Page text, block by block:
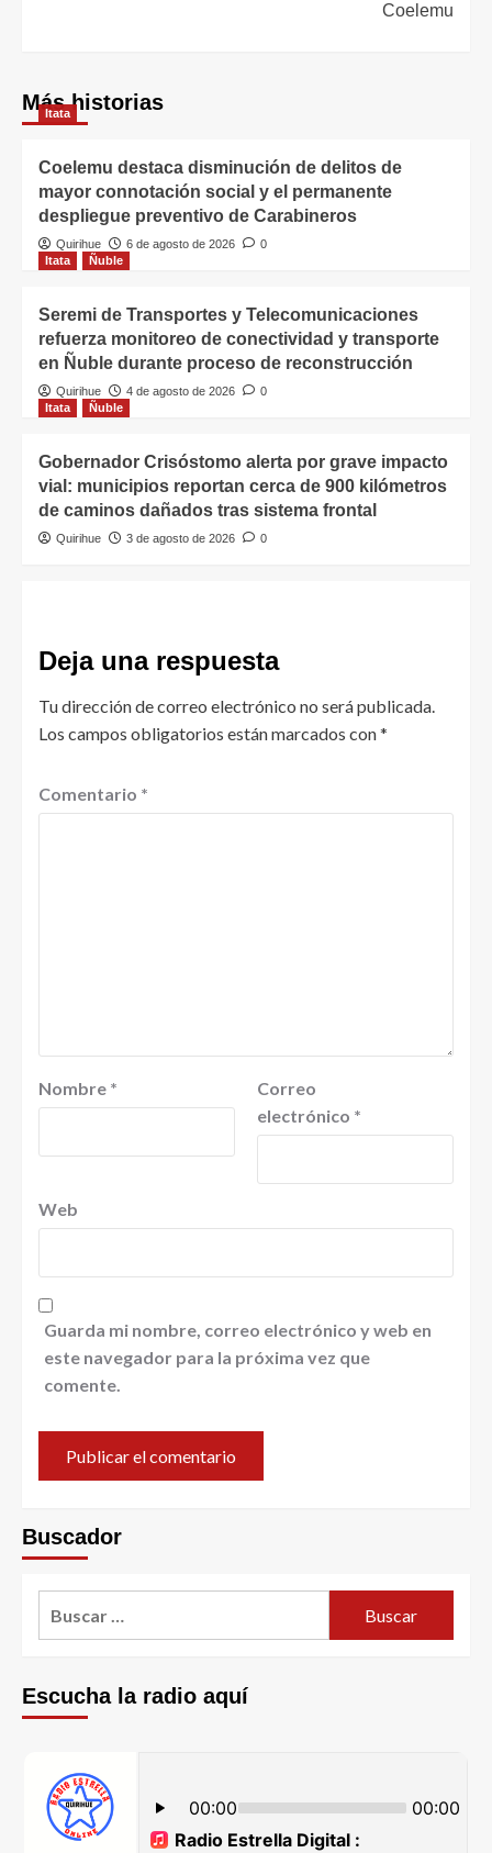
Coelemu
Más historias
Itata
Coelemu destaca disminución de delitos de
mayor connotación social y el permanente
despliegue preventivo de Carabineros
Quirihue 6 de agosto de 2026
0
Itata
Ñuble
Seremi de Transportes y Telecomunicaciones
refuerza monitoreo de conectividad y transporte
en Ñuble durante proceso de reconstrucción
Quirihue 4 de agosto de 2026
0
Itata
Ñuble
Gobernador Crisóstomo alerta por grave impacto
vial: municipios reportan cerca de 900 kilómetros
de caminos dañados tras sistema frontal
Quirihue 3 de agosto de 2026 0
Deja una respuesta
Tu dirección de correo electrónico no será publicada.
Los campos obligatorios están marcados con*
Comentario *
Nombre *
Correo
electrónico *
Web
Guarda mi nombre, correo electrónico y web en
este navegador para la próxima vez que
comente.
Buscador
Escucha la radio aquí